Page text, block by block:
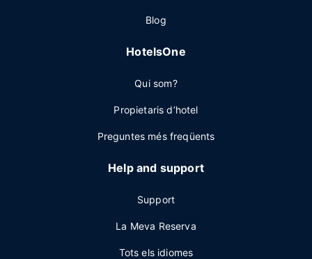
Blog
HotelsOne
Qui som?
Propietaris d’hotel
Preguntes més freqüents
Help and support
Support
La Meva Reserva
Tots els idiomes